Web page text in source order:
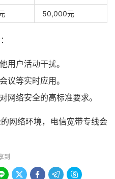
50,000元
用户活动干扰。
议等实时应用。
网络安全的高标准要求。
网络环境，电信宽带专线会
到
   